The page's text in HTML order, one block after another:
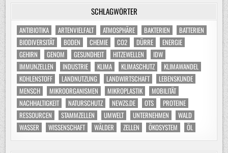
SCHLAGWÖRTER
ANTIBIOTIKA ARTENVIELFALT ATMOSPHÄRE BAKTERIEN
BATTERIEN
BIODIVERSITÄT
BODEN CHEMIE CO2 DÜRRE
ENERGIE
GEHIRN
GENOM GESUNDHEIT HITZEWELLEN
IDW
IMMUNZELLEN
INDUSTRIE KLIMA KLIMASCHUTZ
KLIMAWANDEL
KOHLENSTOFF
LANDNUTZUNG LANDWIRTSCHAFT
LEBENSKUNDE
MENSCH
MIKROORGANISMEN MIKROPLASTIK
MOBILITÄT
NACHHALTIGKEIT
NATURSCHUTZ NEWZS.DE OTS
PROTEINE
RESSOURCEN
STAMMZELLEN UMWELT UNTERNEHMEN
WALD
WASSER
WISSENSCHAFT WÄLDER ZELLEN ÖKOSYSTEM ÖL